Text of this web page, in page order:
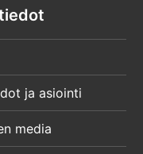
ja asiointi
media